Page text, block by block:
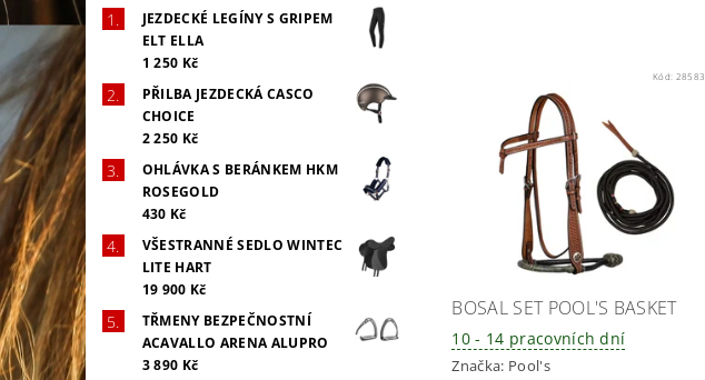
JEZDECKÉ LEGÍNY S GRIPEM
ELT ELLA
1 250 Kč
PŘILBA JEZDECKÁ CASCO
CHOICE
2 250 Kč
OHLÁVKA S BERÁNKEM HKM
ROSEGOLD
430 Kč
VŠESTRANNÉ SEDLO WINTEC
LITE HART
19 900 Kč
TŘMENY BEZPEČNOSTNÍ
ACAVALLO ARENA ALUPRO
3 890 Kč
Kód:
BOSAL SET POOL'S BASKET
10 - 14 pracovních dní
Značka: Pool's